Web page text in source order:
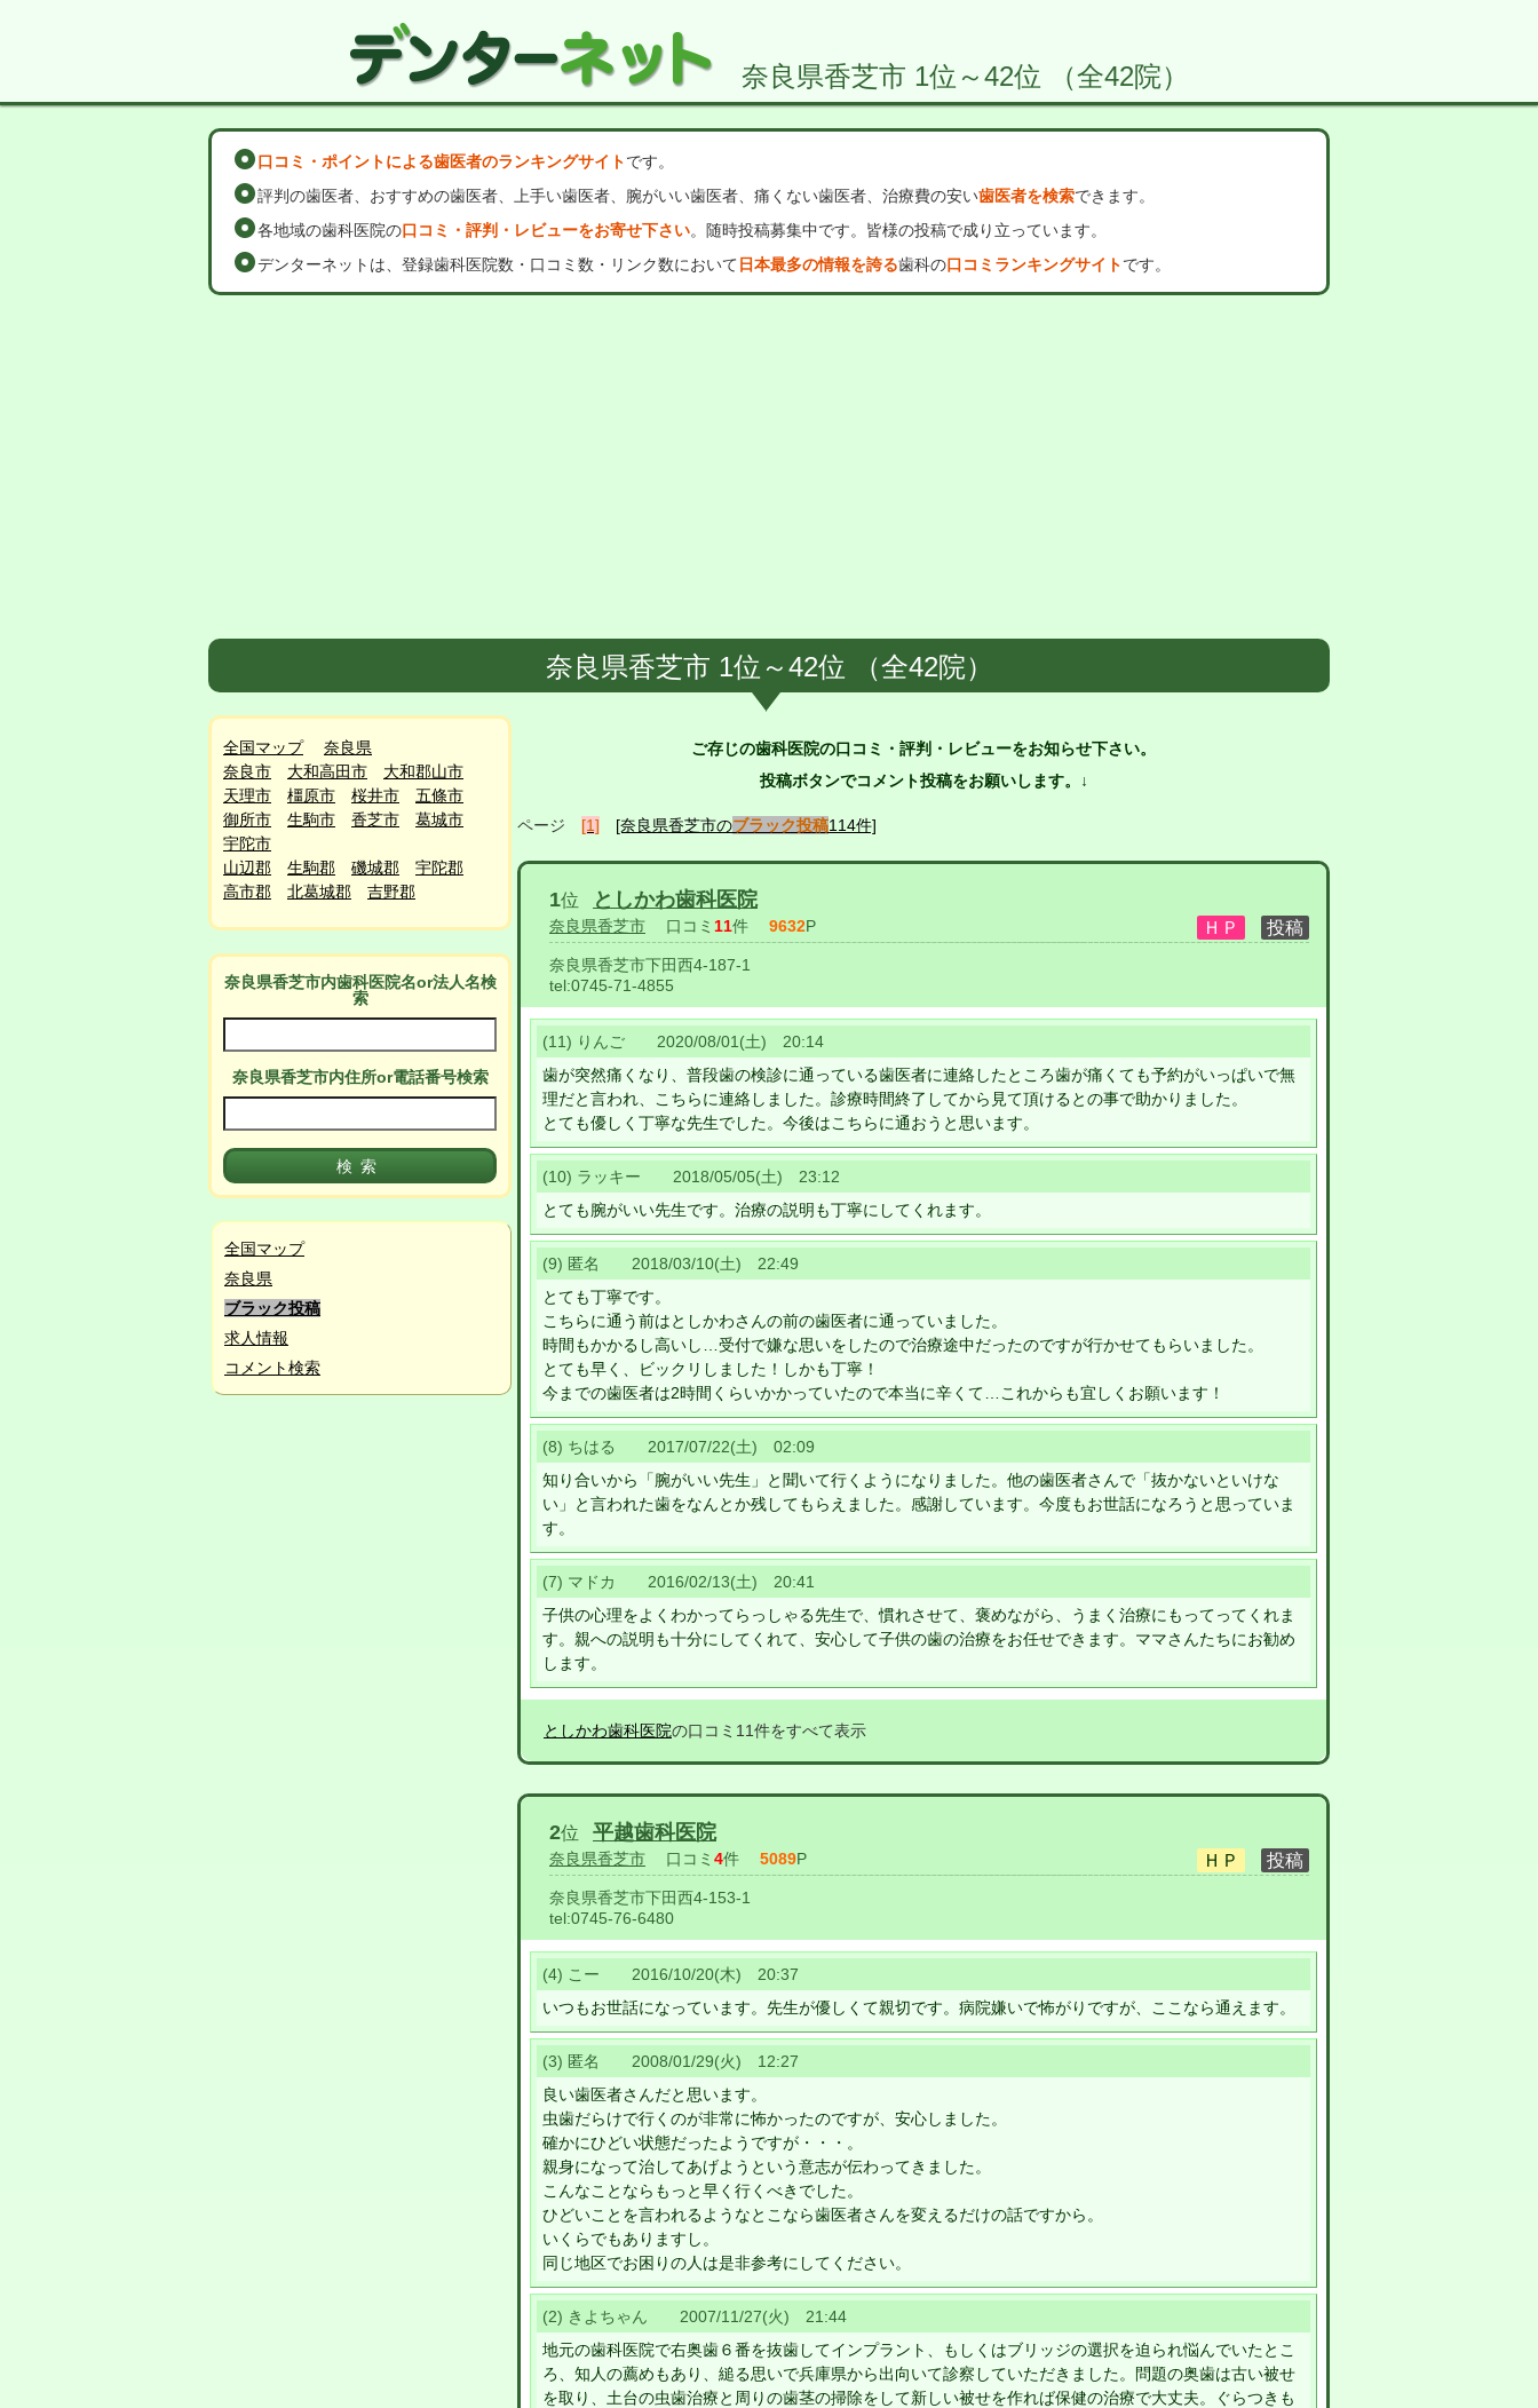
奈良県香芝市 1位～42位 （全42院）
口コミ・ポイントによる歯医者のランキングサイトです。
評判の歯医者、おすすめの歯医者、上手い歯医者、腕がいい歯医者、痛くない歯医者、治療費の安い歯医者を検索できます。
各地域の歯科医院の口コミ・評判・レビューをお寄せ下さい。随時投稿募集中です。皆様の投稿で成り立っています。
デンターネットは、登録歯科医院数・口コミ数・リンク数において 日本最多の情報を誇る歯科の口コミランキングサイトです。
奈良県香芝市 1位～42位 （全42院）
全国マップ
奈良県
奈良市
大和高田市
大和郡山市
天理市
橿原市 桜井市
五條市
御所市
生駒市 香芝市
葛城市
宇陀市
山辺郡
生駒郡 磯城郡
宇陀郡
高市郡
北葛城郡 吉野郡
奈良県香芝市内歯科医院名or法人名検
索
奈良県香芝市内住所or電話番号検索
全国マップ
奈良県
ブラック投稿
求人情報
コメント検索
ご存じの歯科医院の口コミ・評判・レビューをお知らせ下さい。
投稿ボタンでコメント投稿をお願いします。↓
ページ [1] [奈良県香芝市のブラック投稿114件]
1位 としかわ歯科医院
奈良県香芝市 口コミ 11件 9632P
奈良県香芝市下田西4-187-1
tel:0745-71-4855
(11) りんご 2020/08/01(土) 20:14
歯が突然痛くなり、普段歯の検診に通っている歯医者に連絡したところ歯が痛くても予約がいっぱいで無
理だと言われ、こちらに連絡しました。診療時間終了してから見て頂けるとの事で助かりました。
とても優しく丁寧な先生でした。今後はこちらに通おうと思います。
(10) ラッキー 2018/05/05(土) 23:12
とても腕がいい先生です。治療の説明も丁寧にしてくれます。
(9) 匿名 2018/03/10(土) 22:49
とても丁寧です。
こちらに通う前はとしかわさんの前の歯医者に通っていました。
時間もかかるし高いし…受付で嫌な思いをしたので治療途中だったのですが行かせてもらいました。
とても早く、ビックリしました！しかも丁寧！
今までの歯医者は2時間くらいかかっていたので本当に辛くて…これからも宜しくお願います！
(8) ちはる 2017/07/22(土) 02:09
知り合いから「腕がいい先生」と聞いて行くようになりました。他の歯医者さんで「抜かないといけな
い」と言われた歯をなんとか残してもらえました。感謝しています。今度もお世話になろうと思っていま
す。
(7) マドカ 2016/02/13(土) 20:41
子供の心理をよくわかってらっしゃる先生で、慣れさせて、褒めながら、うまく治療にもってってくれま
す。親への説明も十分にしてくれて、安心して子供の歯の治療をお任せできます。ママさんたちにお勧め
します。
としかわ歯科医院の口コミ11件をすべて表示
2位 平越歯科医院
奈良県香芝市 口コミ 4件 5089P
奈良県香芝市下田西4-153-1
tel:0745-76-6480
(4) こー 2016/10/20(木) 20:37
いつもお世話になっています。先生が優しくて親切です。病院嫌いで怖がりですが、ここなら通えます。
(3) 匿名 2008/01/29(火) 12:27
良い歯医者さんだと思います。
虫歯だらけで行くのが非常に怖かったのですが、安心しました。
確かにひどい状態だったようですが・・・。
親身になって治してあげようという意志が伝わってきました。
こんなことならもっと早く行くべきでした。
ひどいことを言われるようなとこなら歯医者さんを変えるだけの話ですから。
いくらでもありますし。
同じ地区でお困りの人は是非参考にしてください。
(2) きよちゃん 2007/11/27(火) 21:44
地元の歯科医院で右奥歯６番を抜歯してインプラント、もしくはブリッジの選択を迫られ悩んでいたとこ
ろ、知人の薦めもあり、縋る思いで兵庫県から出向いて診察していただきました。問題の奥歯は古い被せ
を取り、土台の虫歯治療と周りの歯茎の掃除をして新しい被せを作れば保健の治療で大丈夫。ぐらつきも